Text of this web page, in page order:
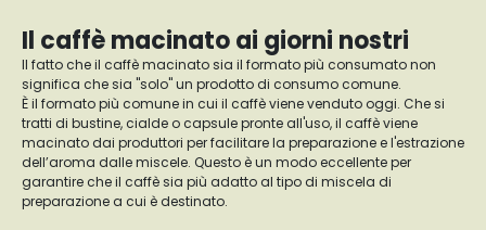
Il caffè macinato ai giorni nostri
Il fatto che il caffè macinato sia il formato più consumato non
significa che sia "solo" un prodotto di consumo comune.
È il formato più comune in cui il caffè viene venduto oggi. Che si
tratti di bustine, cialde o capsule pronte all'uso, il caffè viene
macinato dai produttori per facilitare la preparazione e l'estrazione
dell’aroma dalle miscele. Questo è un modo eccellente per
garantire che il caffè sia più adatto al tipo di miscela di
preparazione a cui è destinato.